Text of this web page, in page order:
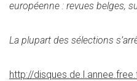
européenne : revues belges,
La plupart des sélections
http://